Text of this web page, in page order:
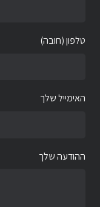
טלפון (חובה)
האימייל שלך
ההודעה שלך